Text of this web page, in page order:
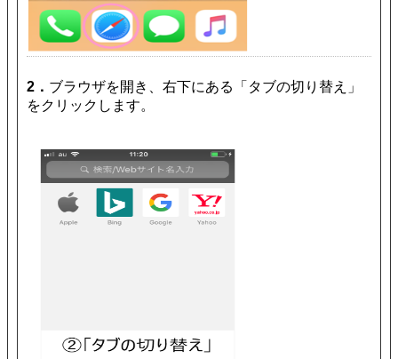
2． ブラウザを開き、右下にある「タブの切り替え」
をクリックします。